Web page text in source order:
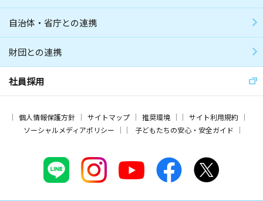
自治体・省庁との連携
財団との連携
社員採用
個人情報保護方針 サイトマップ 推奨環境
サイト利用規約
ソーシャルメディアポリシー
子どもたちの安心・安全ガイド